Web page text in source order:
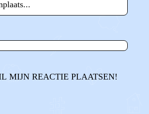
MIJN REACTIE PLAATSEN!